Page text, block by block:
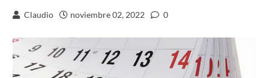
Claudio noviembre 02, 2022 0